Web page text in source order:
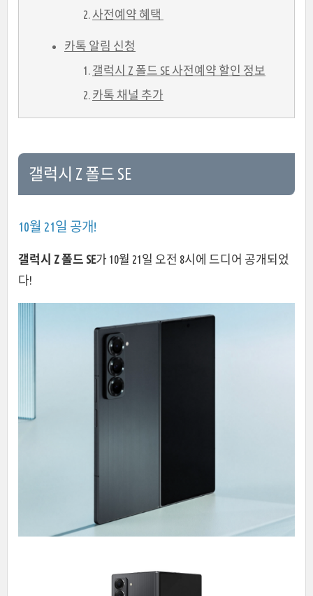
사전예약 혜택
카톡 알림 신청
갤럭시 Z 폴드 SE 사전예약 할인 정보
카톡 채널 추가
갤럭시 Z 폴드 SE
10월 21일 공개!
갤럭시 Z 폴드 SE가 10월 21일 오전 8시에 드디어 공개되었
다!